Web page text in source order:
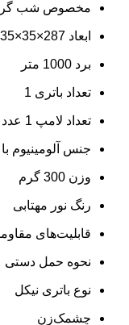
مخصوص شب
ابعاد 287×35×35 میلی‌متر
برد 1000 متر
تعداد باتری 1
تعداد لامپ 1 عدد
جنس آلومینیوم
وزن 300 گرم
رنگ نور مهتابی
قابلیت‌های
نحوه حمل دستی
نوع باتری نیکل
چشمک‌زن